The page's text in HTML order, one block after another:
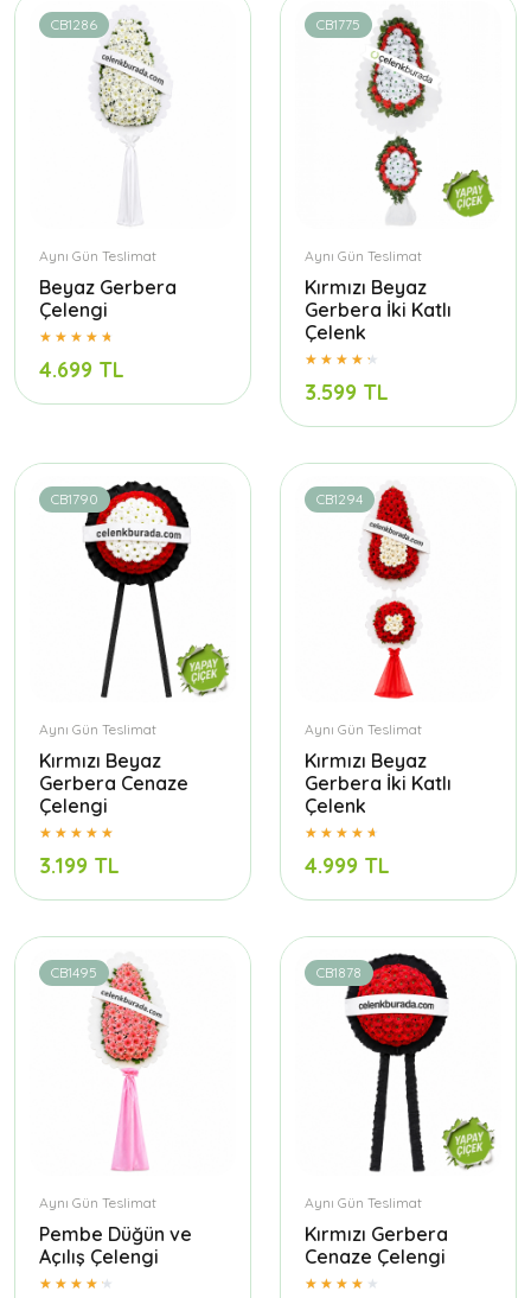
CB1286
Aynı Gün Teslimat
Beyaz Gerbera
Çelengi
4.699 TL
CB1775
Aynı Gün Teslimat
Kırmızı Beyaz
Gerbera İki Katlı
Çelenk
3.599 TL
CB1790
Aynı Gün Teslimat
Kırmızı Beyaz
Gerbera Cenaze
Çelengi
3.199 TL
CB1294
Aynı Gün Teslimat
Kırmızı Beyaz
Gerbera İki Katlı
Çelenk
4.999 TL
CB1495
Aynı Gün Teslimat
Pembe Düğün ve
Açılış Çelengi
CB1878
Aynı Gün Teslimat
Kırmızı Gerbera
Cenaze Çelengi